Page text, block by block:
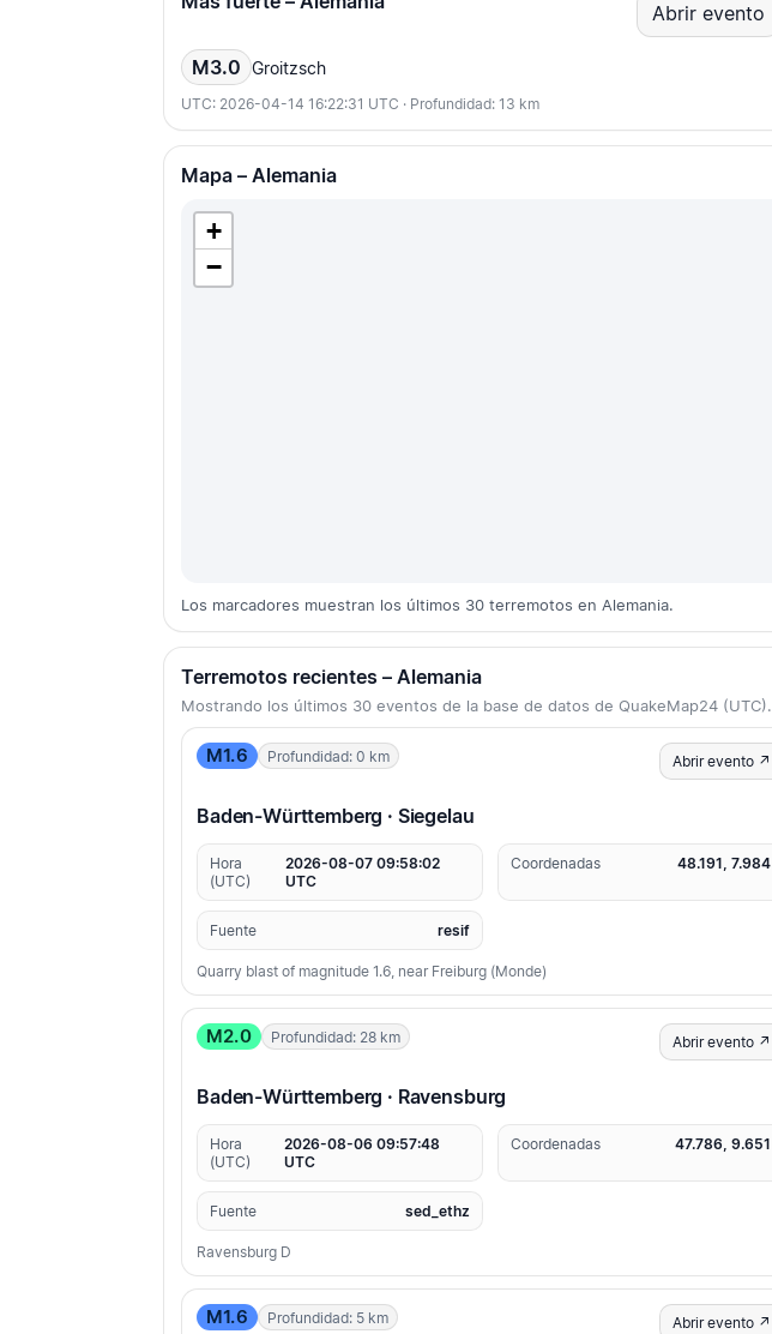
Abrir evento
M3.0 Groitzsch
UTC: 2026-04-14 16:22:31 UTC · Profundidad: 13 km
Mapa – Alemania
+
−
Los marcadores muestran los últimos 30 terremotos en Alemania.
Terremotos recientes – Alemania
Mostrando los últimos 30 eventos de la base de datos de QuakeMap24 (UTC).
M1.6 Profundidad: 0 km Abrir evento ↗
Baden-Württemberg · Siegelau
Hora
(UTC)
2026-08-07 09:58:02
UTC
Coordenadas 48.191, 7.984
Fuente resif
Quarry blast of magnitude 1.6, near Freiburg (Monde)
M2.0 Profundidad: 28 km Abrir evento ↗
Baden-Württemberg · Ravensburg
Hora
(UTC)
2026-08-06 09:57:48
UTC
Coordenadas 47.786, 9.651
Fuente sed_ethz
Ravensburg D
M1.6 Profundidad: 5 km Abrir evento ↗